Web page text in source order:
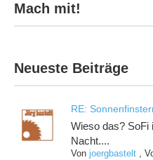
Mach mit!
Neueste Beiträge
RE:
Wieso das? SoFi
Nacht....
Vonjoergbastelt ,